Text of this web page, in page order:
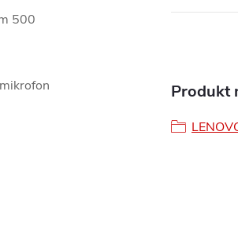
500
Produkt